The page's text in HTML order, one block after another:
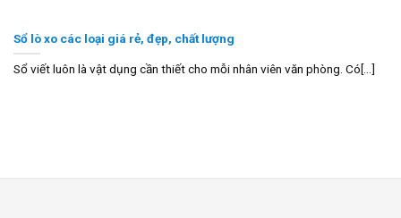
Sổ lò xo các loại giá rẻ, đẹp, chất lượng
Sổ viết luôn là vật dụng cần thiết cho mỗi nhân viên văn phòng. Có[...]